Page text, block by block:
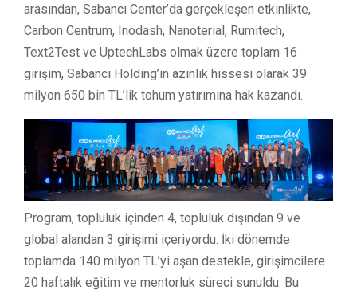
arasından, Sabancı Center’da gerçekleşen etkinlikte,
Carbon Centrum, Inodash, Nanoterial, Rumitech,
Text2Test ve UptechLabs olmak üzere toplam 16
girişim, Sabancı Holding’in azınlık hissesi olarak 39
milyon 650 bin TL’lik tohum yatırımına hak kazandı.
Program, topluluk içinden 4, topluluk dışından 9 ve
global alandan 3 girişimi içeriyordu. İki dönemde
toplamda 140 milyon TL’yi aşan destekle, girişimcilere
20 haftalık eğitim ve mentorluk süreci sunuldu. Bu